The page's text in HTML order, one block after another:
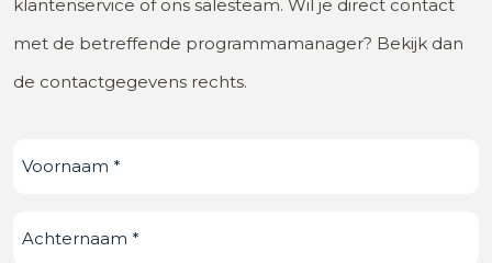
klantenservice of ons salesteam. Wil je direct contact
met de betreffende programmamanager? Bekijk dan
de contactgegevens rechts.
Voornaam (Vereist)
Achternaam (Vereist)